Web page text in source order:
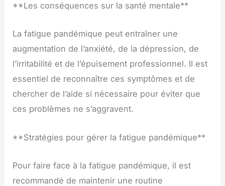
**Les conséquences sur la santé mentale**
La fatigue pandémique peut entraîner une
augmentation de l’anxiété, de la dépression, de
l’irritabilité et de l’épuisement professionnel. Il est
essentiel de reconnaître ces symptômes et de
chercher de l’aide si nécessaire pour éviter que
ces problèmes ne s’aggravent.
**Stratégies pour gérer la fatigue pandémique**
Pour faire face à la fatigue pandémique, il est
recommandé de maintenir une routine